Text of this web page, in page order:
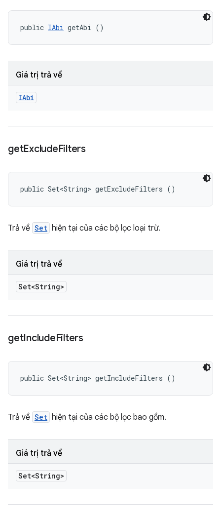
public IAbi getAbi ()
Giá trị trả về
IAbi
getExcludeFilters
public Set<String> getExcludeFilters ()
Trả về Set hiện tại của các bộ lọc loại trừ.
Giá trị trả về
Set<String>
getIncludeFilters
public Set<String> getIncludeFilters ()
Trả về Set hiện tại của các bộ lọc bao gồm.
Giá trị trả về
Set<String>